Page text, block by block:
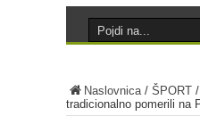
Naslovnica/ ŠPORT /
tradicionalno pomerili na